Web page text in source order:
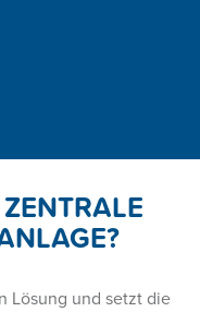
Lösung und setzt die